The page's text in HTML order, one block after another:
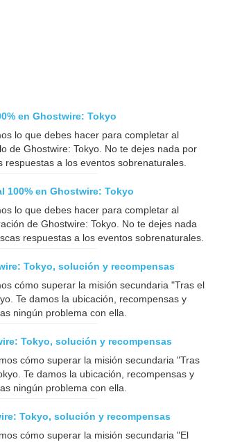
en Ghostwire: Tokyo
lo que debes hacer para completar al
de Ghostwire: Tokyo. No te dejes nada por
respuestas a los eventos sobrenaturales.
100% en Ghostwire: Tokyo
lo que debes hacer para completar al
de Ghostwire: Tokyo. No te dejes nada
respuestas a los eventos sobrenaturales.
Tokyo, solución y recompensas
cómo superar la misión secundaria "Tras el
Te damos la ubicación, recompensas y
ningún problema con ella.
Tokyo, solución y recompensas
cómo superar la misión secundaria "Tras
Te damos la ubicación, recompensas y
ningún problema con ella.
Tokyo, solución y recompensas
cómo superar la misión secundaria "El